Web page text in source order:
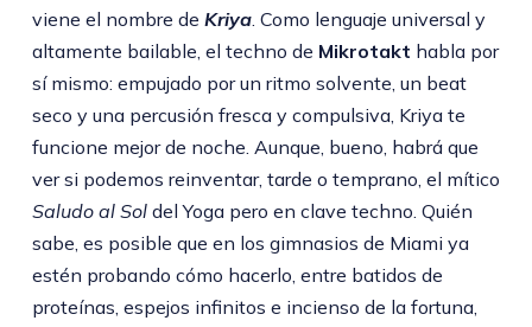
viene el nombre de Kriya. Como lenguaje universal y
altamente bailable, el techno de Mikrotakt habla por
sí mismo: empujado por un ritmo solvente, un beat
seco y una percusión fresca y compulsiva, Kriya te
funcione mejor de noche. Aunque, bueno, habrá que
ver si podemos reinventar, tarde o temprano, el mítico
Saludo al Soldel Yoga pero en clave techno. Quién
sabe, es posible que en los gimnasios de Miami ya
estén probando cómo hacerlo, entre batidos de
proteínas, espejos infinitos e incienso de la fortuna,